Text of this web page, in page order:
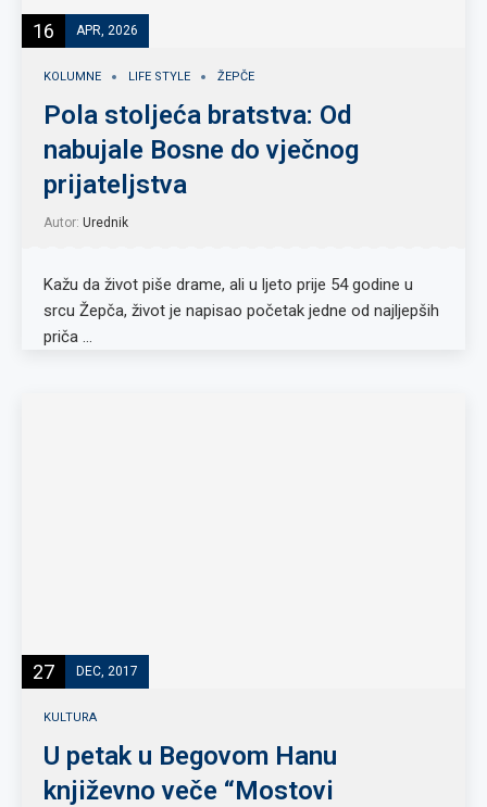
16 APR, 2026
KOLUMNE LIFE STYLE ŽEPČE
Pola stoljeća bratstva: Od
nabujale Bosne do vječnog
prijateljstva
Autor: Urednik
Kažu da život piše drame, ali u ljeto prije 54 godine u
srcu Žepča, život je napisao početak jedne od najljepših
priča …
27 DEC, 2017
KULTURA
U petak u Begovom Hanu
književno veče “Mostovi